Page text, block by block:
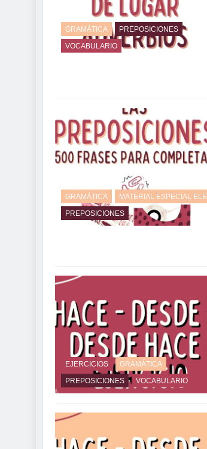
GRAMÁTICA
PREPOSICIONES
VOCABULARIO
GRAMÁTICA
MATERIAL ESPECIAL ELE
PREPOSICIONES
EJERCICIOS
GRAMÁTICA
PREPOSICIONES
VOCABULARIO